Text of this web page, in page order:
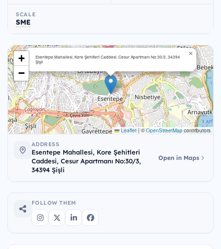
SCALE
SME
Esentepe Mahallesi, Kore Şehitleri Caddesi, Cesur Apartmanı No:30/3, 34394
Şişli
×
+
−
Leaflet |©OpenStreetMapcontributors
ADDRESS
Esentepe Mahallesi, Kore Şehitleri
Caddesi, Cesur Apartmanı No:30/3,
34394 Şişli
Open in Maps
FOLLOW THEM